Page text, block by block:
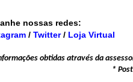
nossas redes:
/ Twitter/ Loja Virtual
obtidas através da
*